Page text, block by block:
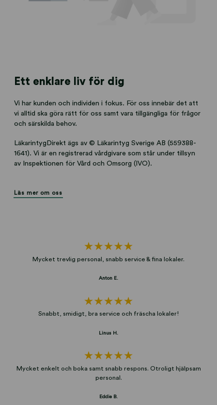
Ett enklare liv för dig
Vi har kunden och individen i fokus. För oss innebär det att
vi alltid ska göra rätt för oss samt vara tillgängliga för frågor
och särskilda behov.
LäkarintygDirekt ägs av © Läkarintyg Sverige AB (559388-
1641). Vi är en registrerad vårdgivare som står under tillsyn
av Inspektionen för Vård och Omsorg (IVO).
Läs mer om oss
Mycket trevlig personal, snabb service & fina lokaler.
Anton E.
Snabbt, smidigt, bra service och fräscha lokaler!
Linus H.
Mycket enkelt och boka samt snabb respons. Otroligt hjälpsam
personal.
Eddie B.